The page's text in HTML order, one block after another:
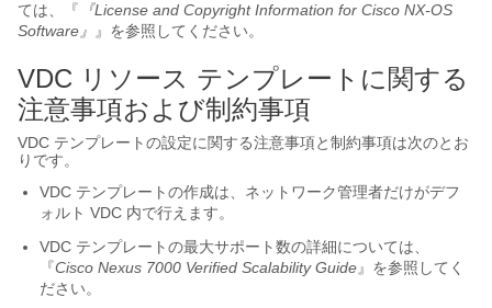
ては、『 『License and Copyright Information for Cisco NX-OS
Software』 』を参照してください。
VDC リソース テンプレートに関する
注意事項および制約事項
VDC テンプレートの設定に関する注意事項と制約事項は次のとお
りです。
VDC テンプレートの作成は、ネットワーク管理者だけがデフ
ォルト VDC 内で行えます。
VDC テンプレートの最大サポート数の詳細については、
『Cisco Nexus 7000 Verified Scalability Guide』を参照してく
ださい。